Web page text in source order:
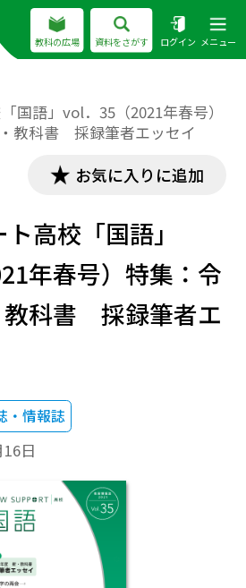
教科の広場 資料をさがす ログイン メニュー
国語」vol．35（2021年春号）
教科書 採録筆者エッセイ
お気に入りに追加
高校「国語」
年春号）特集：令
教科書 採録筆者エ
・情報誌
日